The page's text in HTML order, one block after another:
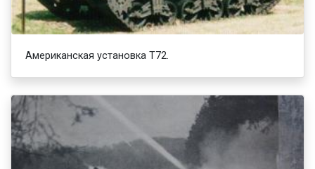
Американская установка Т72.